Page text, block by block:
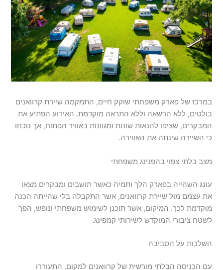
במרכז של פארק משפחתי שוקק חיים, התמקמה שיירת קרוואנים
בולטים, ללא הרשאה וללא התראה מוקדמת. האירוע הפתיע את
המבקרים, שציפו להנאות שונות ומגוונות באוויר הפתוח, אך נוכחו
כי השיירה שינתה את האווירה.
מצב בלתי צפוי בהפנינג משפחתי
עונג השהייה בפארק הלך ותמיה כאשר תושבים ומבקרים מצאו
את עצמם מול שיירת קרוואנים, אשר התקבלה בלי שהייתה הכנה
מוקדמת לכך. המיקום, אשר תוכנן לשימוש משפחתי ונופש, הפך
לשטח ציבורי המוקדש לשירותי קמפינג.
השלכות על הסביבה
עם הכניסה הבלתי מורשית של קרוואנים למקום, התעוררו